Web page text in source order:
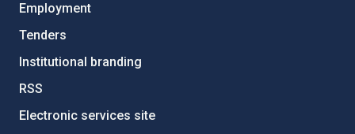
Employment
Tenders
Institutional branding
RSS
Electronic services site